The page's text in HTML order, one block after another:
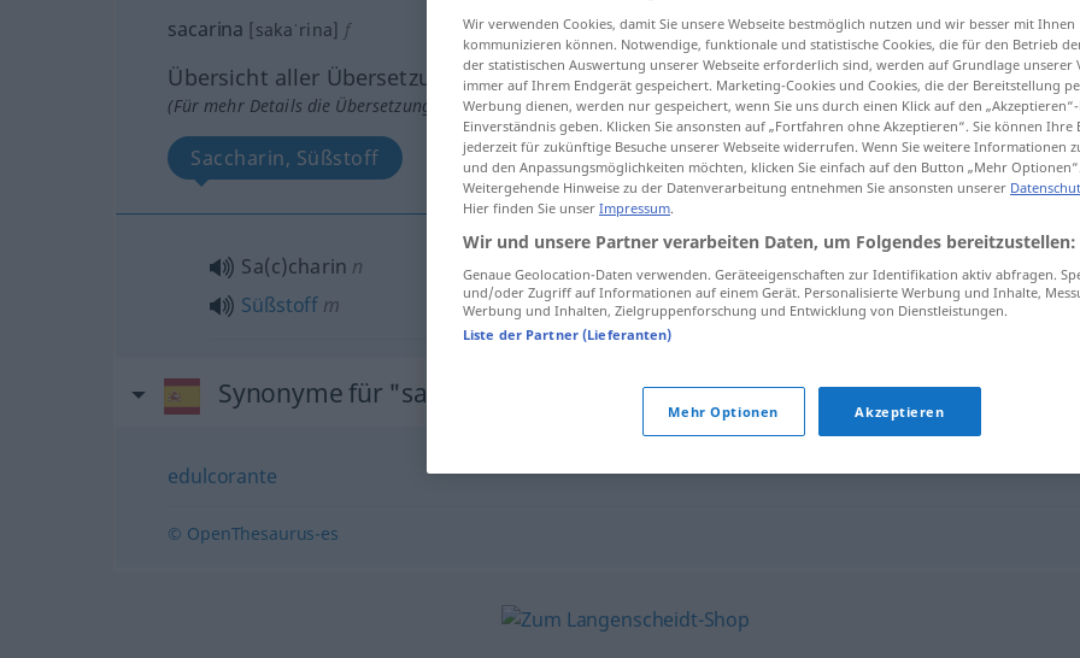
sacarina [sakaˈrina] f
Übersicht aller Übersetzungen
(Für mehr Details die Übersetzung anklicken/antippen)
Saccharin, Süßstoff
Sa(c)charin n
Süßstoff m
sacarina
Synonyme für "sacarina"
edulcorante
© OpenThesaurus-es
Wir verwenden Cookies, damit Sie unsere Webseite bestmöglich nutzen und wir besser mit Ihnen
kommunizieren können. Notwendige, funktionale und statistische Cookies, die für den Betrieb
der statistischen Auswertung unserer Webseite erforderlich sind, werden auf Grundlage unserer
immer auf Ihrem Endgerät gespeichert. Marketing-Cookies und Cookies, die der Bereitstellung
Werbung dienen, werden nur gespeichert, wenn Sie uns durch einen Klick auf den
Einverständnis geben. Klicken Sie ansonsten auf „Fortfahren ohne Akzeptieren“. Sie können Ihre
jederzeit für zukünftige Besuche unserer Webseite widerrufen. Wenn Sie weitere Informationen
und den Anpassungsmöglichkeiten möchten, klicken Sie einfach auf den Button „Mehr Optionen“.
Weitergehende Hinweise zu der Datenverarbeitung entnehmen Sie ansonsten unserer
Hier finden Sie unser Impressum.
Wir und unsere Partner verarbeiten Daten, um Folgendes bereitzustellen:
Genaue Geolocation-Daten verwenden. Geräteeigenschaften zur Identifikation aktiv abfragen.
und/oder Zugriff auf Informationen auf einem Gerät. Personalisierte Werbung und Inhalte,
Werbung und Inhalten, Zielgruppenforschung und Entwicklung von Dienstleistungen.
Liste der Partner (Lieferanten)
Mehr Optionen Akzeptieren